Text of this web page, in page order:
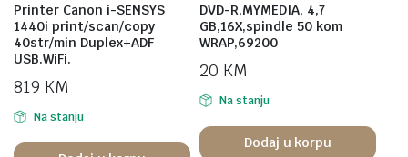
Printer Canon i-SENSYS
1440i print/scan/copy
40str/min Duplex+ADF
USB.WiFi.
819 KM
Na stanju
DVD-R,MYMEDIA, 4,7
GB,16X,spindle 50 kom
WRAP,69200
20 KM
Na stanju
Dodaj u korpu